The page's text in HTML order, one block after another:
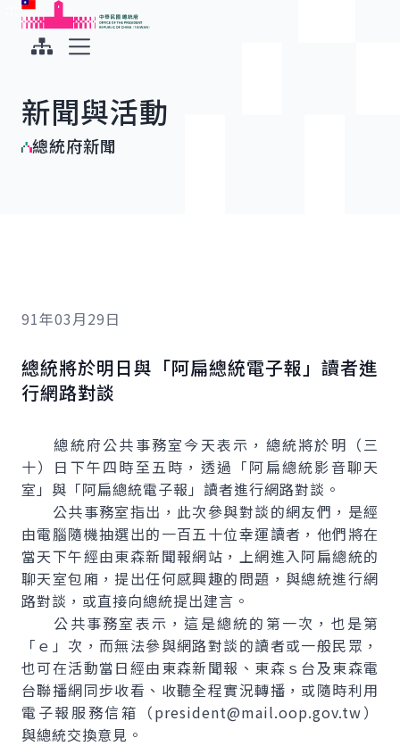
跳到主要內容
中華民國總統府
新聞與活動
總統府新聞
91年03月29日
總統將於明日與「阿扁總統電子報」讀者進
行網路對談
總統府公共事務室今天表示，總統將於明（三
十）日下午四時至五時，透過「阿扁總統影音聊天
室」與「阿扁總統電子報」讀者進行網路對談。
公共事務室指出，此次參與對談的網友們，是經
由電腦隨機抽選出的一百五十位幸運讀者，他們將在
當天下午經由東森新聞報網站，上網進入阿扁總統的
聊天室包廂，提出任何感興趣的問題，與總統進行網
路對談，或直接向總統提出建言。
公共事務室表示，這是總統的第一次，也是第
「ｅ」次，而無法參與網路對談的讀者或一般民眾，
也可在活動當日經由東森新聞報、東森ｓ台及東森電
台聯播網同步收看、收聽全程實況轉播，或隨時利用
電子報服務信箱（president@mail.oop.gov.tw）
與總統交換意見。